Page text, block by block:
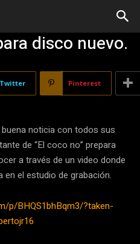
disco nuevo.
Twitter Pinterest
noticia con todos sus
de “El coco no” prepara
a través de un video donde
el estudio de grabación.
p/BHQS1bhBqm3/?taken-